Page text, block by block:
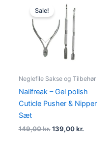
Sale!
Neglefile Sakse og Tilbehør
Nailfreak – Gel polish
Cuticle Pusher & Nipper
Sæt
149,00kr.
price
was:
149,00 kr..
139,00kr.